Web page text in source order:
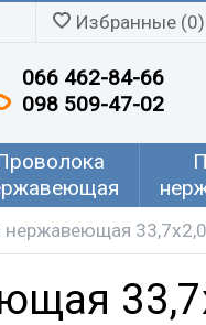
Избранные (0)
066 462-84-66
098 509-47-02
нержавеющая